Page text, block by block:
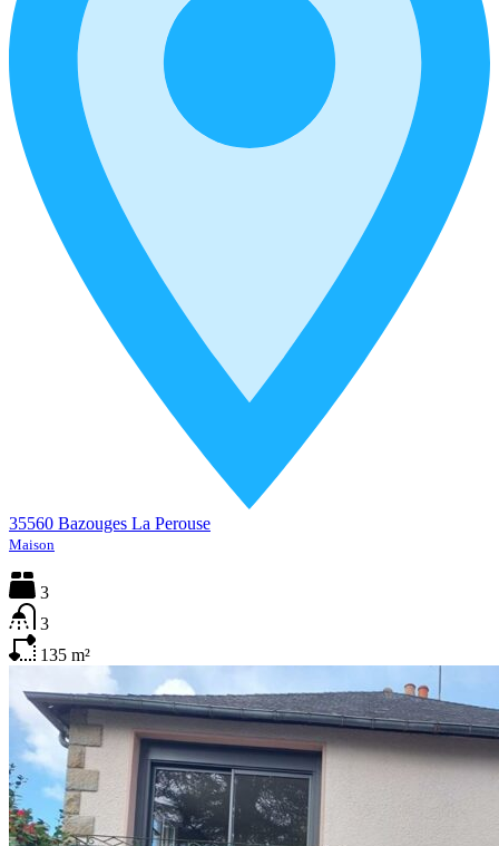
35560 Bazouges La Perouse
Maison
3
3
135 m²